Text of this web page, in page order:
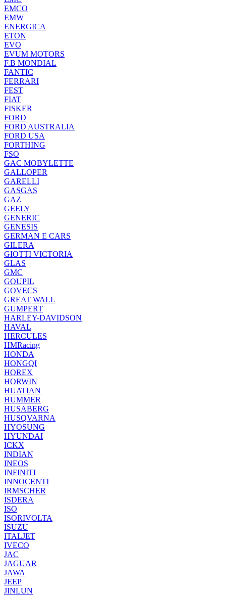
EMCO
EMW
ENERGICA
ETON
EVO
EVUM MOTORS
F.B MONDIAL
FANTIC
FERRARI
FEST
FIAT
FISKER
FORD
FORD AUSTRALIA
FORD USA
FORTHING
FSO
GAC MOBYLETTE
GALLOPER
GARELLI
GASGAS
GAZ
GEELY
GENERIC
GENESIS
GERMAN E CARS
GILERA
GIOTTI VICTORIA
GLAS
GMC
GOUPIL
GOVECS
GREAT WALL
GUMPERT
HARLEY-DAVIDSON
HAVAL
HERCULES
HMRacing
HONDA
HONGQI
HOREX
HORWIN
HUATIAN
HUMMER
HUSABERG
HUSQVARNA
HYOSUNG
HYUNDAI
ICKX
INDIAN
INEOS
INFINITI
INNOCENTI
IRMSCHER
ISDERA
ISO
ISORIVOLTA
ISUZU
ITALJET
IVECO
JAC
JAGUAR
JAWA
JEEP
JINLUN